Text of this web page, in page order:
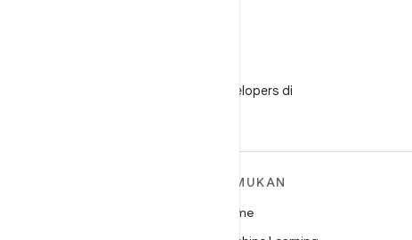
Ikuti Android Developers di
TEMUKAN
Game